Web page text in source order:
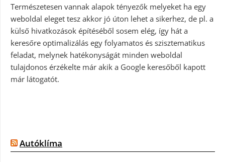
Természetesen vannak alapok tényezők melyeket ha egy
weboldal eleget tesz akkor jó úton lehet a sikerhez, de pl. a
külső hivatkozások építéséből sosem elég, így hát a
keresőre optimalizálás egy folyamatos és szisztematikus
feladat, melynek hatékonyságát minden weboldal
tulajdonos érzékelte már akik a Google keresőből kapott
már látogatót.
Autóklíma